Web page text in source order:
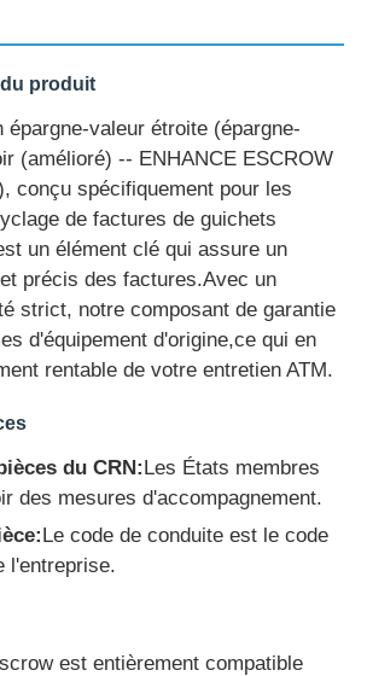
produit
épargne-valeur étroite (épargne-
(amélioré) -- ENHANCE ESCROW
conçu spécifiquement pour les
de factures de guichets
un élément clé qui assure un
précis des factures.Avec un
strict, notre composant de garantie
d'équipement d'origine,ce qui en
rentable de votre entretien ATM.
du CRN:Les États membres
des mesures d'accompagnement.
Le code de conduite est le code
l'entreprise.
est entièrement compatible